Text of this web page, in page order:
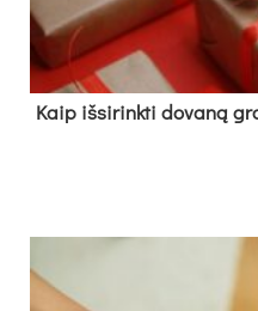
Kaip išsirinkti dovaną